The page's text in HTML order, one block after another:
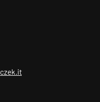
czek.it